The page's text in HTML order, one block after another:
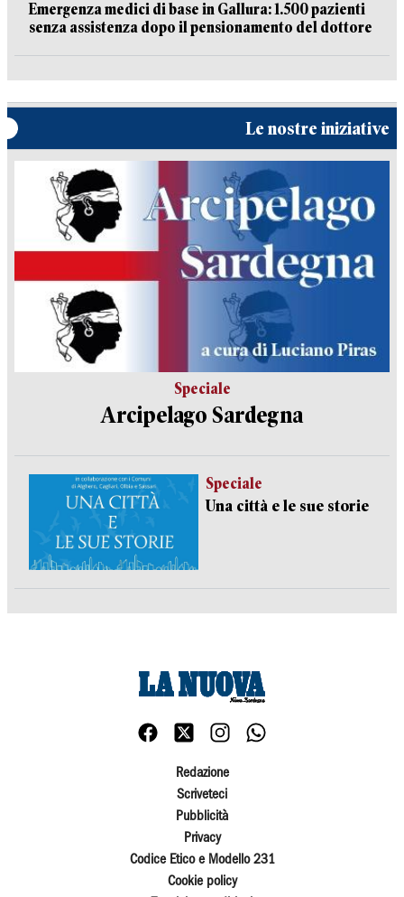
Emergenza medici di base in Gallura: 1.500 pazienti
senza assistenza dopo il pensionamento del dottore
Le nostre iniziative
Speciale
Arcipelago Sardegna
Speciale
Una città e le sue storie
Redazione
Scriveteci
Pubblicità
Privacy
Codice Etico e Modello 231
Cookie policy